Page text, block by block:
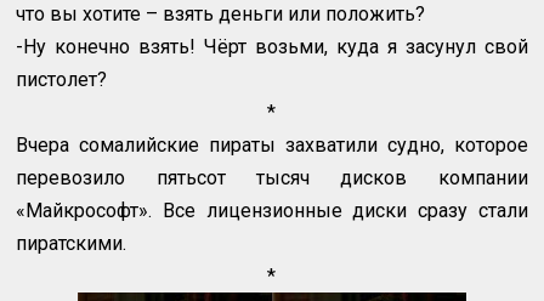
что вы хотите – взять деньги или положить?
-Ну конечно взять! Чёрт возьми, куда я засунул свой
пистолет?
*
Вчера сомалийские пираты захватили судно, которое
перевозило пятьсот тысяч дисков компании
«Майкрософт». Все лицензионные диски сразу стали
пиратскими.
*